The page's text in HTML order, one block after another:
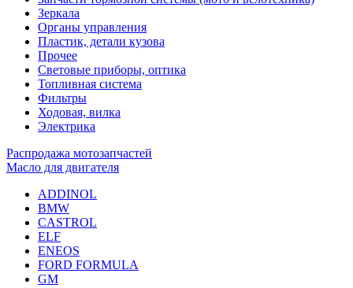
Зеркала
Органы управления
Пластик, детали кузова
Прочее
Световые приборы, оптика
Топливная система
Фильтры
Ходовая, вилка
Электрика
Распродажа мотозапчастей
Масло для двигателя
ADDINOL
BMW
CASTROL
ELF
ENEOS
FORD FORMULA
GM